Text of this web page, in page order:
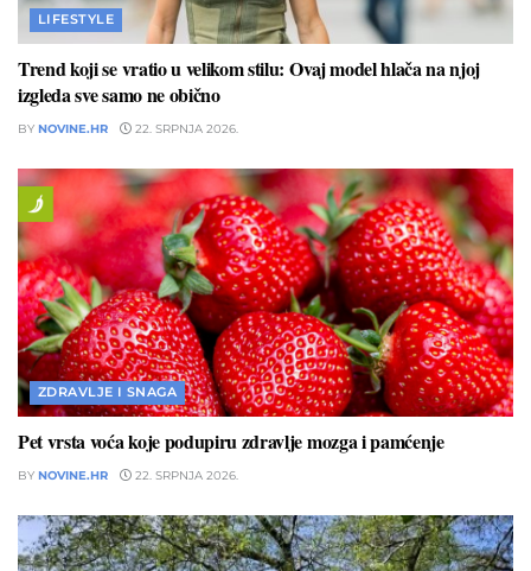
LIFESTYLE
Trend koji se vratio u velikom stilu: Ovaj model hlača na njoj
izgleda sve samo ne obično
BY NOVINE.HR 22. SRPNJA 2026.
ZDRAVLJE I SNAGA
Pet vrsta voća koje podupiru zdravlje mozga i pamćenje
BY NOVINE.HR 22. SRPNJA 2026.